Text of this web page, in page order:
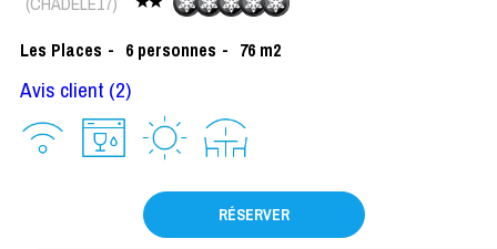
Les Places
6 personnes 76 m2
Avis client (2)
RÉSERVER